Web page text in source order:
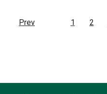
Prev 1 2